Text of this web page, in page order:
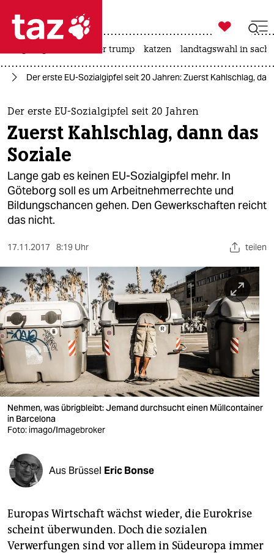
 taz zahl ich
taz zahl ich
themen
politik
öko
gesellschaft
kultur
sport
berlin
nord
wahrheit
verlag
verlag
veranstaltungen
shop
fragen & hilfe
unterstützen
genossenschaft

taz zahl ich
usa unter trump katzen landtagswahl in
Der erste EU-Sozialgipfel seit 20 Jahren: Zuerst Kahlschlag,
Der erste EU-Sozialgipfel seit 20 Jahren
Zuerst Kahlschlag, dann das
Soziale
Lange gab es keinen EU-Sozialgipfel mehr. In
Göteborg soll es um Arbeitnehmerrechte und
Bildungschancen gehen. Den Gewerkschaften reicht
das nicht.
17.11.2017 8:19 Uhr teilen
Nehmen, was übrigbleibt: Jemand durchsucht einen Müllcontainer
in Barcelona
Foto: imago/Imagebroker
Aus Brüssel Eric Bonse
Europas Wirtschaft wächst wieder, die Eurokrise
scheint überwunden. Doch die sozialen
Verwerfungen sind vor allem in Südeuropa immer